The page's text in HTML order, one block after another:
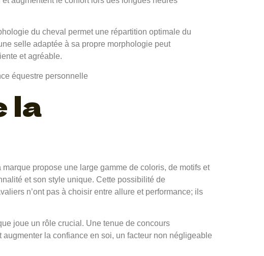
du cheval permet une répartition optimale du
selle adaptée à sa propre morphologie peut
et agréable.
la
propose une large gamme de coloris, de motifs et
et son style unique. Cette possibilité de
n’ont pas à choisir entre allure et performance; ils
joue un rôle crucial. Une tenue de concours
la confiance en soi, un facteur non négligeable